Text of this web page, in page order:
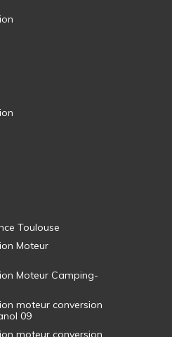
Toulouse
Moteur
Moteur Camping-
moteur conversion
09
moteur conversion